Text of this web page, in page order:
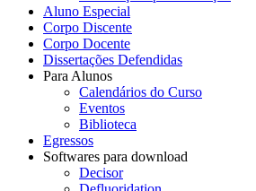
Aluno Especial
Corpo Discente
Corpo Docente
Dissertações Defendidas
Para Alunos
Calendários do Curso
Eventos
Biblioteca
Egressos
Softwares para download
Decisor